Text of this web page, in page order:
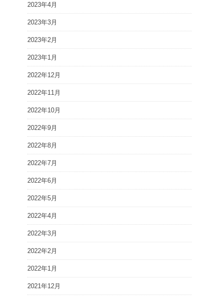
2023年4月
2023年3月
2023年2月
2023年1月
2022年12月
2022年11月
2022年10月
2022年9月
2022年8月
2022年7月
2022年6月
2022年5月
2022年4月
2022年3月
2022年2月
2022年1月
2021年12月